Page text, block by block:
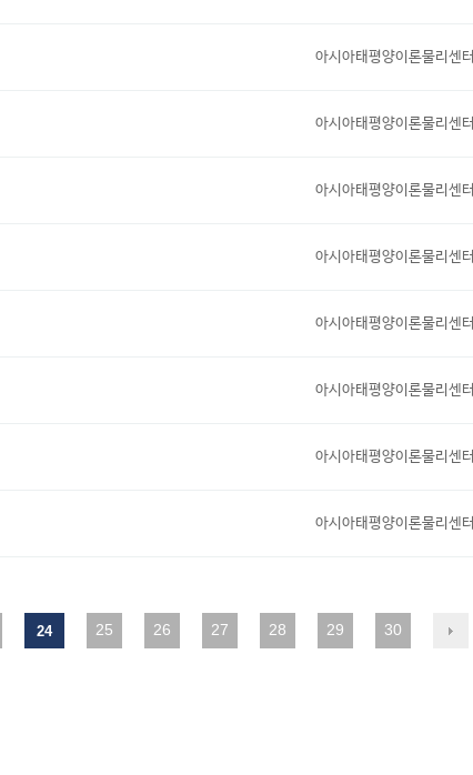
아시아태평양이론물리센터
아시아태평양이론물리센터
아시아태평양이론물리센터
아시아태평양이론물리센터
아시아태평양이론물리센터
아시아태평양이론물리센터
아시아태평양이론물리센터
아시아태평양이론물리센터
24 25 26 27 28 29 30